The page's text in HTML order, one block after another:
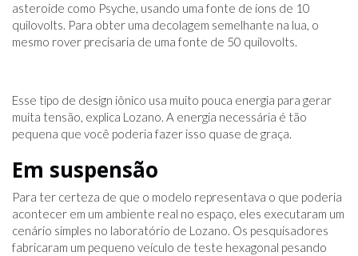
asteroide como Psyche, usando uma fonte de íons de 10
quilovolts. Para obter uma decolagem semelhante na lua, o
mesmo rover precisaria de uma fonte de 50 quilovolts.
Esse tipo de design iônico usa muito pouca energia para gerar
muita tensão, explica Lozano. A energia necessária é tão
pequena que você poderia fazer isso quase de graça.
Em suspensão
Para ter certeza de que o modelo representava o que poderia
acontecer em um ambiente real no espaço, eles executaram um
cenário simples no laboratório de Lozano. Os pesquisadores
fabricaram um pequeno veículo de teste hexagonal pesando